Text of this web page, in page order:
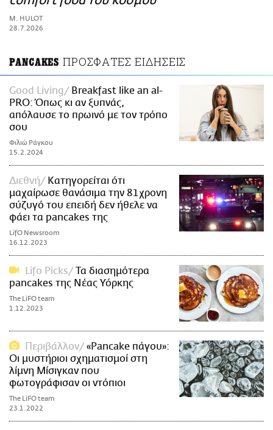
ΑΜΠΑ
PRINT
M. HULOT
28.7.2026
PANCAKES ΠΡΟΣΦΑΤΕΣ ΕΙΔΗΣΕΙΣ
Good Living
Breakfast like an al-
PRO: Όπως κι αν ξυπνάς,
απόλαυσε το πρωινό με τον τρόπο
σου
Φιλιώ Ράγκου
15.2.2024
Διεθνή
Κατηγορείται ότι
μαχαίρωσε θανάσιμα την 81χρονη
σύζυγό του επειδή δεν ήθελε να
φάει τα pancakes της
LifO Newsroom
16.12.2023
Lifo Picks
Τα διασημότερα
pancakes της Νέας Υόρκης
The LiFO team
1.12.2023
Περιβάλλον
«Pancake πάγου»:
Οι μυστήριοι σχηματισμοί στη
λίμνη Μίσιγκαν που
φωτογράφισαν οι ντόπιοι
The LiFO team
23.1.2022